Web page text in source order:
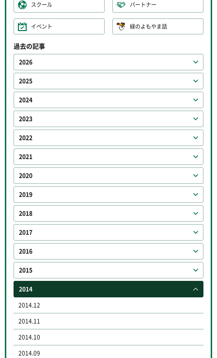
スクール パートナー
イベント 緑のよもやま話
過去の記事
2026
2025
2024
2023
2022
2021
2020
2019
2018
2017
2016
2015
2014
2014.12
2014.11
2014.10
2014.09